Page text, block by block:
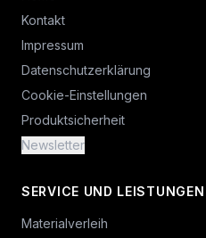
Kontakt
Impressum
Datenschutzerklärung
Cookie-Einstellungen
Produktsicherheit
Newsletter
SERVICE UND LEISTUNGEN
Materialverleih